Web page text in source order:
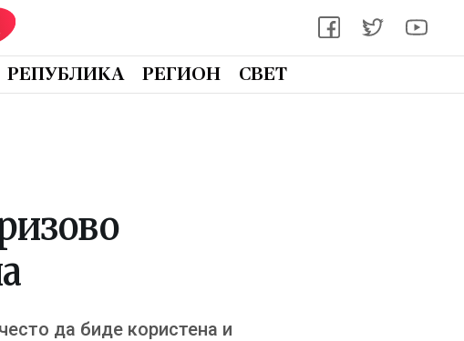
РЕПУБЛИКА РЕГИОН СВЕТ
да биде користена и